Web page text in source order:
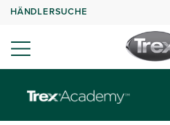
HÄNDLERSUCHE